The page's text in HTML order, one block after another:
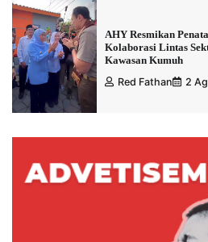
AHY Resmikan
Kolaborasi Lintas
Kawasan Kumuh
Red Fathan
2